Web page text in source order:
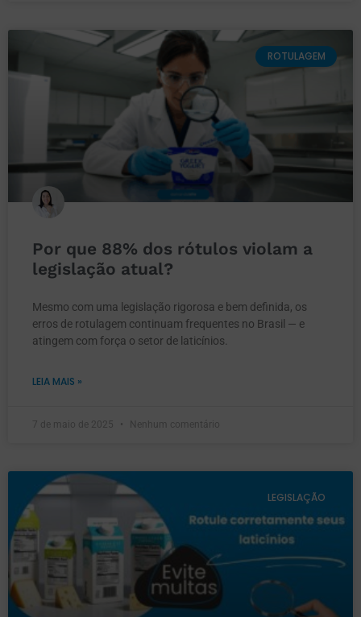
ROTULAGEM
Por que 88% dos rótulos violam a
legislação atual?
Mesmo com uma legislação rigorosa e bem definida, os
erros de rotulagem continuam frequentes no Brasil — e
atingem com força o setor de laticínios.
LEIA MAIS »
7 de maio de 2025 Nenhum comentário
LEGISLAÇÃO